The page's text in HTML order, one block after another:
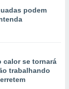
podem
calor se tornará
trabalhando